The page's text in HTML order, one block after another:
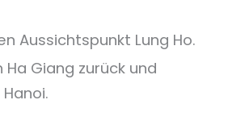
Aussichtspunkt Lung Ho.
Ha Giang zurück und